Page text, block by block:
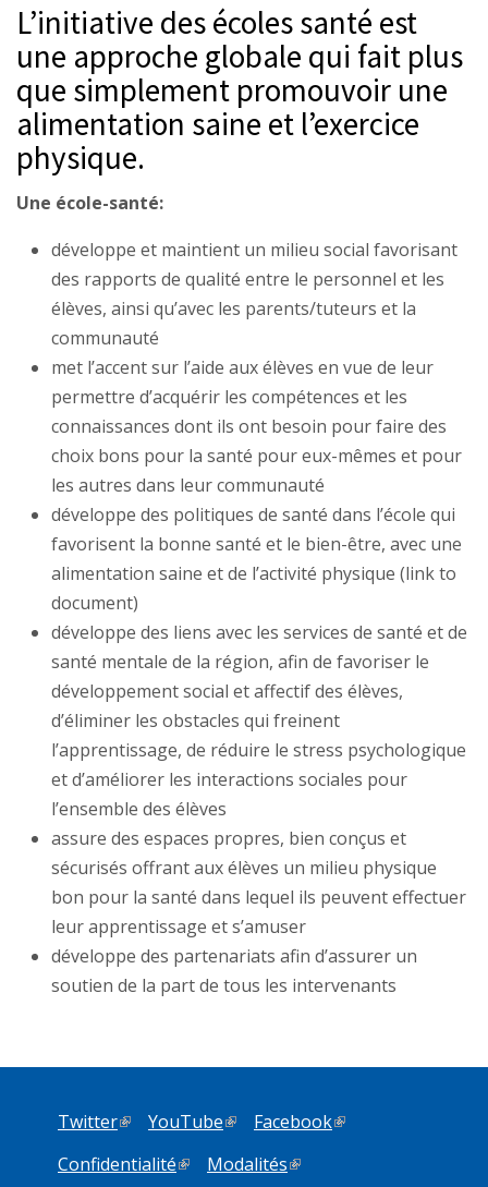
L’initiative des écoles santé est
une approche globale qui fait plus
que simplement promouvoir une
alimentation saine et l’exercice
physique.
Une école-santé:
développe et maintient un milieu social favorisant
des rapports de qualité entre le personnel et les
élèves, ainsi qu’avec les parents/tuteurs et la
communauté
met l’accent sur l’aide aux élèves en vue de leur
permettre d’acquérir les compétences et les
connaissances dont ils ont besoin pour faire des
choix bons pour la santé pour eux-mêmes et pour
les autres dans leur communauté
développe des politiques de santé dans l’école qui
favorisent la bonne santé et le bien-être, avec une
alimentation saine et de l’activité physique (link to
document)
développe des liens avec les services de santé et de
santé mentale de la région, afin de favoriser le
développement social et affectif des élèves,
d’éliminer les obstacles qui freinent
l’apprentissage, de réduire le stress psychologique
et d’améliorer les interactions sociales pour
l’ensemble des élèves
assure des espaces propres, bien conçus et
sécurisés offrant aux élèves un milieu physique
bon pour la santé dans lequel ils peuvent effectuer
leur apprentissage et s’amuser
développe des partenariats afin d’assurer un
soutien de la part de tous les intervenants
Twitter(link is external)
YouTube(link is external)
Facebook(link is external)
Confidentialité(link is external)
Modalités(link is external)